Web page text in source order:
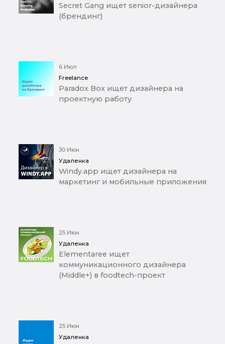
Secret Gang ищет senior-дизайнера
(брендинг)
6 Июл
Freelance
Paradox Box ищет дизайнера на
проектную работу
30 Июн
Удаленка
Windy.app ищет дизайнера на
маркетинг и мобильные приложения
25 Июн
Удаленка
Elementaree ищет
коммуникационного дизайнера
(Middle+) в foodtech-проект
25 Июн
Удаленка